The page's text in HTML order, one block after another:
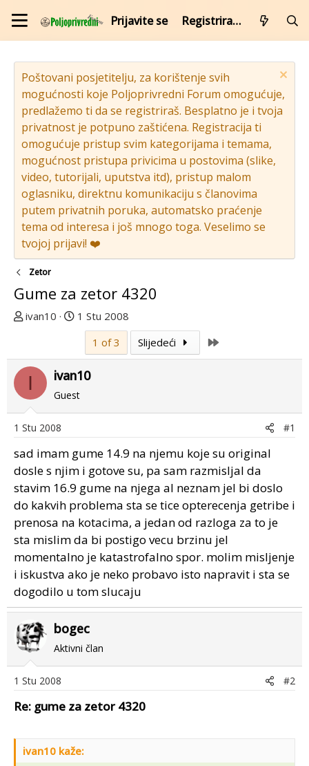
Prijavite se Registrirajte se
Poštovani posjetitelju, za korištenje svih
mogućnosti koje Poljoprivredni Forum omogućuje,
predlažemo ti da se registriraš. Besplatno je i tvoja
privatnost je potpuno zaštićena. Registracija ti
omogućuje pristup svim kategorijama i temama,
mogućnost pristupa privicima u postovima (slike,
video, tutorijali, uputstva itd), pristup malom
oglasniku, direktnu komunikaciju s članovima
putem privatnih poruka, automatsko praćenje
tema od interesa i još mnogo toga. Veselimo se
tvojoj prijavi! ❤️
Zetor
Gume za zetor 4320
T
u
p
o
r
e
n
u
o
ivan10
D
u
m
p
o
g
p
o
s
t
a
1 Stu 2008
1 of 3
Slijedeći
I ivan10
Guest
1 Stu 2008 #1
sad imam gume 14.9 na njemu koje su original
dosle s njim i gotove su, pa sam razmisljal da
stavim 16.9 gume na njega al neznam jel bi doslo
do kakvih problema sta se tice opterecenja getribe i
prenosa na kotacima, a jedan od razloga za to je
sta mislim da bi postigo vecu brzinu jel
momentalno je katastrofalno spor. molim misljenje
i iskustva ako je neko probavo isto napravit i sta se
dogodilo u tom slucaju
bogec
Aktivni član
1 Stu 2008 #2
Re: gume za zetor 4320
ivan10 kaže: